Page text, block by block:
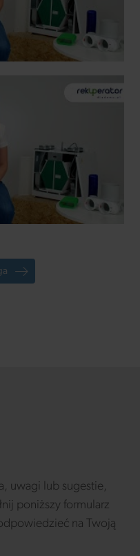
uwagi lub sugestie,
poniższy formularz
na Twoją